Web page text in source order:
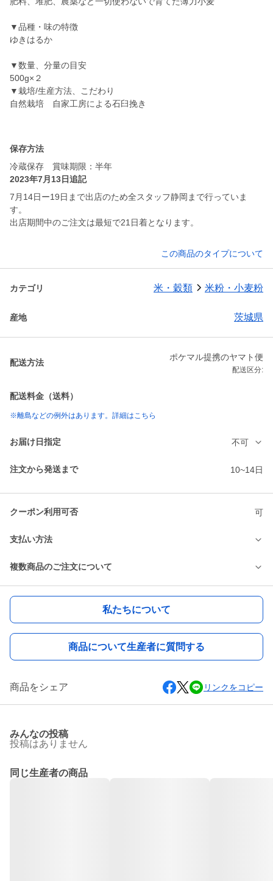
▼品種・味の特徴
ゆきはるか
▼数量、分量の目安
500g×２
▼栽培/生産方法、こだわり
自然栽培 自家工房による石臼挽き
保存方法
冷蔵保存 賞味期限：半年
2023年7月13日追記
7月14日ー19日まで出店のため全スタッフ静岡まで行っていま
す。
出店期間中のご注文は最短で21日着となります。
この商品のタイプについて
カテゴリ 米・穀類 米粉・小麦粉
産地 茨城県
配送方法
ポケマル提携のヤマト便
配送区分:
配送料金（送料）
※離島などの例外はあります。詳細はこちら
お届け日指定 不可
注文から発送まで 10~14日
クーポン利用可否 可
支払い方法
複数商品のご注文について
私たちについて
商品について生産者に質問する
商品をシェア リンクをコピー
みんなの投稿
投稿はありません
同じ生産者の商品